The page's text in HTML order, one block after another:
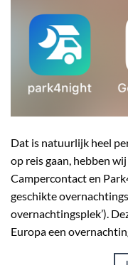
Dat is natuurlijk heel
op reis gaan, hebben
Campercontact en
geschikte
overnachtingsplek’).
Europa een